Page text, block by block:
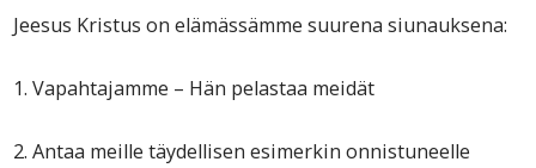
Jeesus Kristus on elämässämme suurena siunauksena:
1. Vapahtajamme – Hän pelastaa meidät
2. Antaa meille täydellisen esimerkin onnistuneelle